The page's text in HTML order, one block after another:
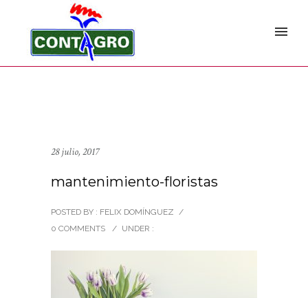
28 julio, 2017
mantenimiento-floristas
POSTED BY : FELIX DOMÍNGUEZ /
0 COMMENTS
/ UNDER :